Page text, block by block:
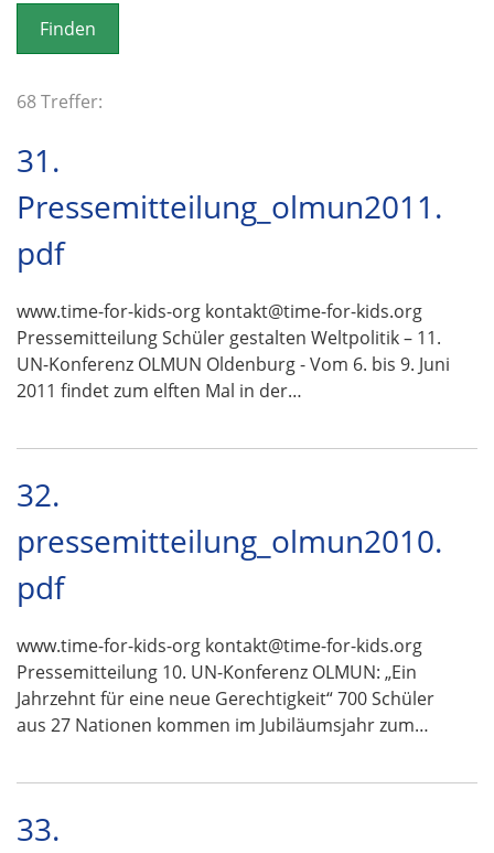
o
n
68 Treffer:
31.
Pressemitteilung_olmun2011.
pdf
www.time-for-kids-org kontakt@time-for-kids.org
Pressemitteilung Schüler gestalten Weltpolitik – 11.
UN-Konferenz OLMUN Oldenburg - Vom 6. bis 9. Juni
2011 findet zum elften Mal in der…
32.
pressemitteilung_olmun2010.
pdf
www.time-for-kids-org kontakt@time-for-kids.org
Pressemitteilung 10. UN-Konferenz OLMUN: „Ein
Jahrzehnt für eine neue Gerechtigkeit“ 700 Schüler
aus 27 Nationen kommen im Jubiläumsjahr zum…
33.